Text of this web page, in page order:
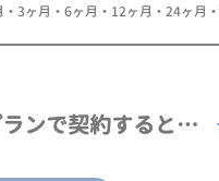
3ヶ月・6ヶ月・12ヶ月・24ヶ月
ンで契約すると…